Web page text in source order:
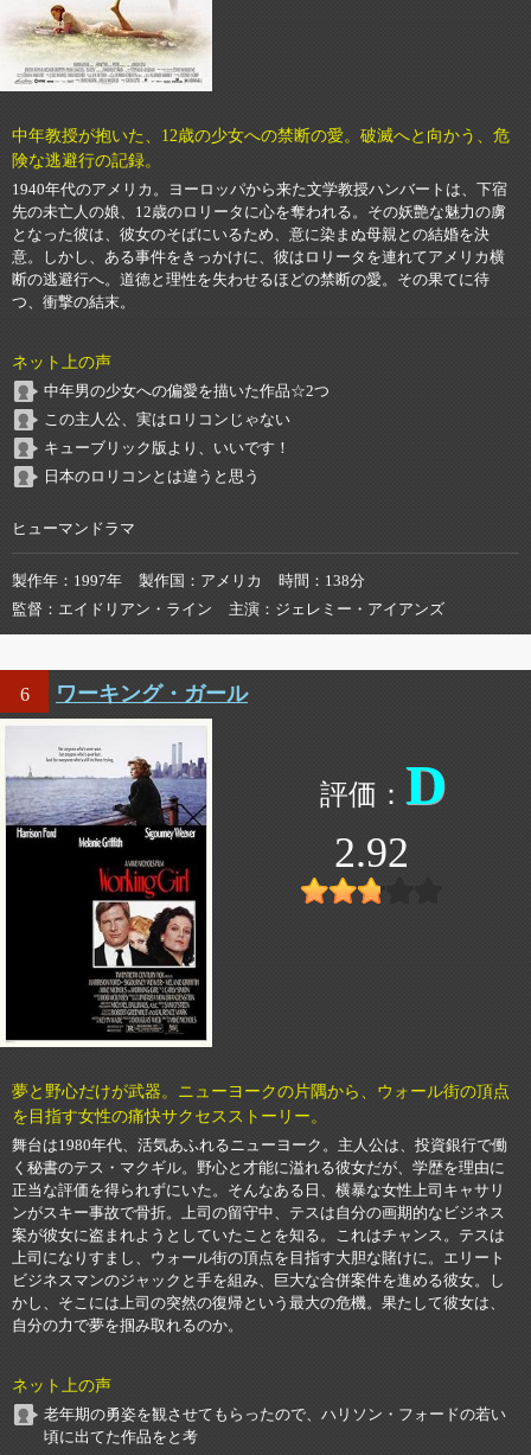
中年教授が抱いた、12歳の少女への禁断の愛。破滅へと向かう、危
険な逃避行の記録。
1940年代のアメリカ。ヨーロッパから来た文学教授ハンバートは、下宿
先の未亡人の娘、12歳のロリータに心を奪われる。その妖艶な魅力の虜
となった彼は、彼女のそばにいるため、意に染まぬ母親との結婚を決
意。しかし、ある事件をきっかけに、彼はロリータを連れてアメリカ横
断の逃避行へ。道徳と理性を失わせるほどの禁断の愛。その果てに待
つ、衝撃の結末。
ネット上の声
中年男の少女への偏愛を描いた作品☆2つ
この主人公、実はロリコンじゃない
キューブリック版より、いいです！
日本のロリコンとは違うと思う
ヒューマンドラマ
製作年 1997年 製作国 アメリカ 時間
138分
監督
エイドリアン・ライン 主演 ジェレミー・アイアンズ
6 ワーキング・ガール
D
2.92
夢と野心だけが武器。ニューヨークの片隅から、ウォール街の頂点
を目指す女性の痛快サクセスストーリー。
舞台は1980年代、活気あふれるニューヨーク。主人公は、投資銀行で働
く秘書のテス・マクギル。野心と才能に溢れる彼女だが、学歴を理由に
正当な評価を得られずにいた。そんなある日、横暴な女性上司キャサリ
ンがスキー事故で骨折。上司の留守中、テスは自分の画期的なビジネス
案が彼女に盗まれようとしていたことを知る。これはチャンス。テスは
上司になりすまし、ウォール街の頂点を目指す大胆な賭けに。エリート
ビジネスマンのジャックと手を組み、巨大な合併案件を進める彼女。し
かし、そこには上司の突然の復帰という最大の危機。果たして彼女は、
自分の力で夢を掴み取れるのか。
ネット上の声
老年期の勇姿を観させてもらったので、ハリソン・フォードの若い
頃に出てた作品をと考